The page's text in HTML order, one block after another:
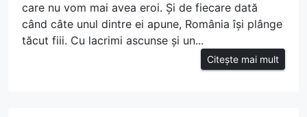
care nu vom mai avea eroi. Și de fiecare dată
când câte unul dintre ei apune, România își plânge
tăcut fiii. Cu lacrimi ascunse și un...
Citește mai mult